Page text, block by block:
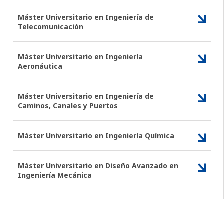
Máster Universitario en Ingeniería de
Telecomunicación
Máster Universitario en Ingeniería
Aeronáutica
Máster Universitario en Ingeniería de
Caminos, Canales y Puertos
Máster Universitario en Ingeniería Química
Máster Universitario en Diseño Avanzado en
Ingeniería Mecánica